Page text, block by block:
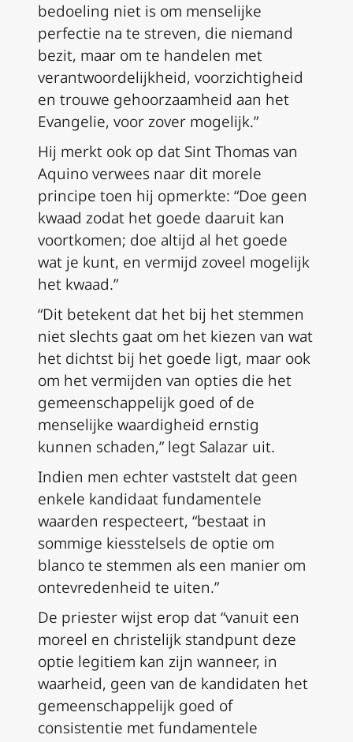
bedoeling niet is om menselijke
perfectie na te streven, die niemand
bezit, maar om te handelen met
verantwoordelijkheid, voorzichtigheid
en trouwe gehoorzaamheid aan het
Evangelie, voor zover mogelijk.”
Hij merkt ook op dat Sint Thomas van
Aquino verwees naar dit morele
principe toen hij opmerkte: “Doe geen
kwaad zodat het goede daaruit kan
voortkomen; doe altijd al het goede
wat je kunt, en vermijd zoveel mogelijk
het kwaad.”
“Dit betekent dat het bij het stemmen
niet slechts gaat om het kiezen van wat
het dichtst bij het goede ligt, maar ook
om het vermijden van opties die het
gemeenschappelijk goed of de
menselijke waardigheid ernstig
kunnen schaden,” legt Salazar uit.
Indien men echter vaststelt dat geen
enkele kandidaat fundamentele
waarden respecteert, “bestaat in
sommige kiesstelsels de optie om
blanco te stemmen als een manier om
ontevredenheid te uiten.”
De priester wijst erop dat “vanuit een
moreel en christelijk standpunt deze
optie legitiem kan zijn wanneer, in
waarheid, geen van de kandidaten het
gemeenschappelijk goed of
consistentie met fundamentele